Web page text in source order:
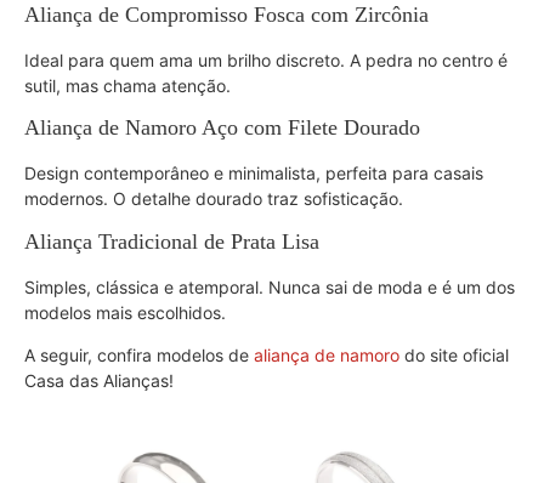
Aliança de Compromisso Fosca com Zircônia
Ideal para quem ama um brilho discreto. A pedra no centro é
sutil, mas chama atenção.
Aliança de Namoro Aço com Filete Dourado
Design contemporâneo e minimalista, perfeita para casais
modernos. O detalhe dourado traz sofisticação.
Aliança Tradicional de Prata Lisa
Simples, clássica e atemporal. Nunca sai de moda e é um dos
modelos mais escolhidos.
A seguir, confira modelos de aliança de namoro do site oficial
Casa das Alianças!